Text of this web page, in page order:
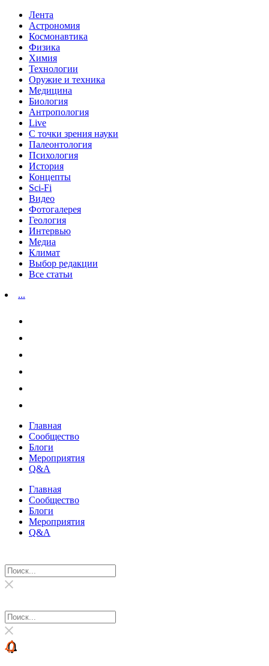
Лента
Астрономия
Космонавтика
Физика
Химия
Технологии
Оружие и техника
Медицина
Биология
Антропология
Live
С точки зрения науки
Палеонтология
Психология
История
Концепты
Sci-Fi
Видео
Фотогалерея
Геология
Интервью
Медиа
Климат
Выбор редакции
Все статьи
...
Главная
Сообщество
Блоги
Мероприятия
Q&A
Главная
Сообщество
Блоги
Мероприятия
Q&A